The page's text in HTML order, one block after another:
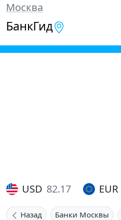
Москва
БанкГид
USD 82.17 EUR
Назад Банки Москвы